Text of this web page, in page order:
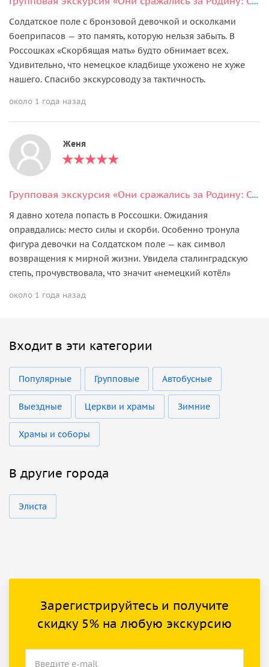
Солдатское поле с бронзовой девочкой и осколками
боеприпасов — это память, которую нельзя забыть. В
Россошках «Скорбящая мать» будто обнимает всех.
Удивительно, что немецкое кладбище ухожено не хуже
нашего. Спасибо экскурсоводу за тактичность.
около 1 года назад
Женя
Групповая экскурсия «Они сражались за Родину: Солдатское поле и Россошка»
Я давно хотела попасть в Россошки. Ожидания
оправдались: место силы и скорби. Особенно тронула
фигура девочки на Солдатском поле — как символ
возвращения к мирной жизни. Увидела сталинградскую
степь, прочувствовала, что значит «немецкий котёл»
около 1 года назад
Входит в эти категории
Популярные Групповые Автобусные
Выездные Церкви и храмы Зимние
Храмы и соборы
В другие города
Элиста
Зарегистрируйтесь и получите
скидку 5% на любую экскурсию